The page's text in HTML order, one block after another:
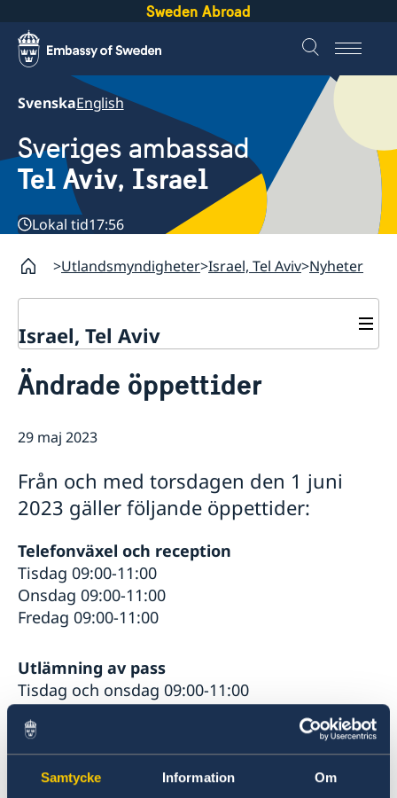
Samtycke Information Om
Sweden Abroad
SvenskaEnglish
Sveriges ambassad
Tel Aviv, Israel
Lokal tid17:56
Utlandsmyndigheter Israel, Tel Aviv Nyheter
Israel, Tel Aviv
Om ambassaden
GDPR
Vi är en resurs för svenska företag
Så kan du få stöd
Svenska företag i Israel
Anmäl handelshinder
Nyheter
Ändrade öppettider
29 maj 2023
Från och med torsdagen den 1 juni
2023 gäller följande öppettider:
Telefonväxel och reception
Tisdag 09:00-11:00
Onsdag 09:00-11:00
Fredag 09:00-11:00
Utlämning av pass
Tisdag och onsdag 09:00-11:00
Migrationsmottagning
Tisdag 09:00-11:00